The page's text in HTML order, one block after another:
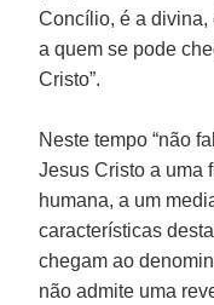
Concílio, é a divina,
a quem se pode
Cristo”.
Neste tempo “não
Jesus Cristo a uma
humana, a um
características
chegam ao
não admite uma